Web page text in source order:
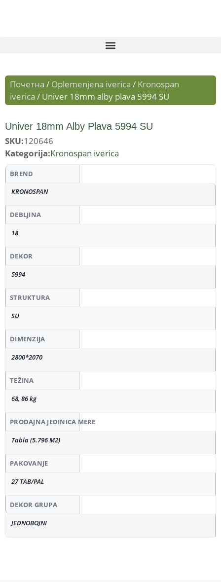
Почетна / Oplemenjena iverica / Kronospan
iverica / Univer 18mm alby plava 5994 SU
Univer 18mm Alby Plava 5994 SU
SKU:120646
Kategorija:Kronospan iverica
BREND
KRONOSPAN
DEBLJINA
18
DEKOR
5994
STRUKTURA
SU
DIMENZIJA
2800*2070
TEŽINA
68, 86 kg
PRODAJNA JEDINICA MERE
Tabla (5.796 M2)
PAKOVANJE
27 TAB/PAL
DEKOR GRUPA
JEDNOBOJNI